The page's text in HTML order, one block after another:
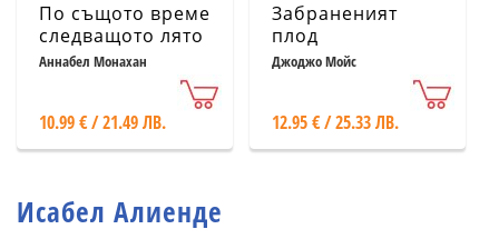
По същото време
следващото лято
Аннабел Монахан
10.99 € / 21.49 ЛВ.
Забраненият
плод
Джоджо Мойс
12.95 € / 25.33 ЛВ.
Исабел Алиенде